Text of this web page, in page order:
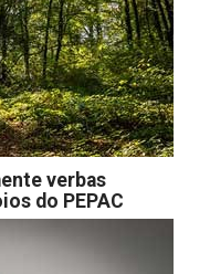
verbas
do PEPAC